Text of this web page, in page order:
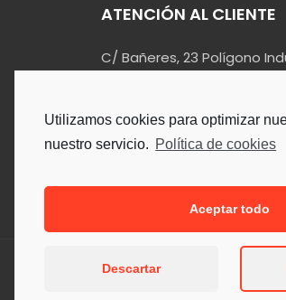
Utilizamos cookies para optimizar
nuestro servicio. Política de cookies
Aceptar todo
Descartar
ATENCIÓN AL CLIENTE
C/ Bañeres, 23 Polígono
965 55 34 90
Copyright ©